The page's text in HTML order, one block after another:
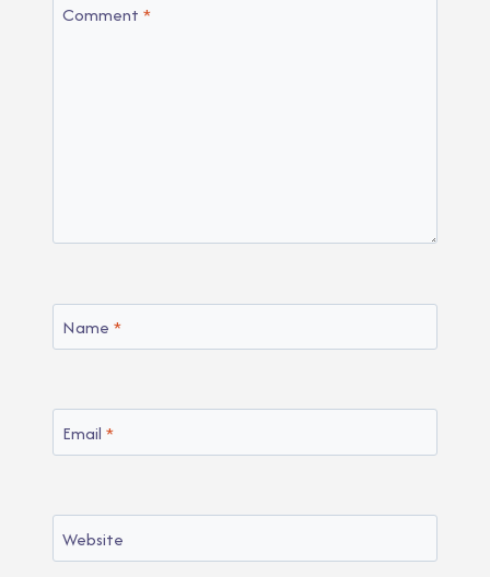
Comment *
Name *
Email *
Website